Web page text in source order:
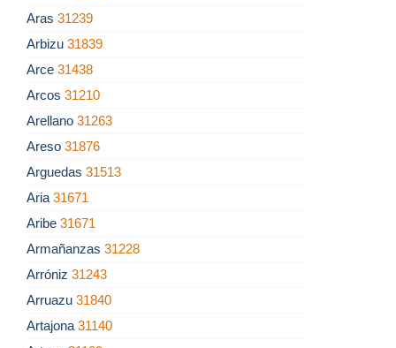
Aras 31239
Arbizu 31839
Arce 31438
Arcos 31210
Arellano 31263
Areso 31876
Arguedas 31513
Aria 31671
Aribe 31671
Armañanzas 31228
Arróniz 31243
Arruazu 31840
Artajona 31140